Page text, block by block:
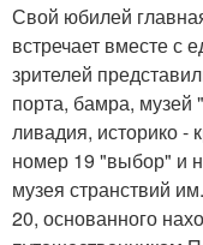
Свой юбилей
встречает вместе
зрителей
порта, бамра, музей
ливадия, историко -
номер 19 "выбор" и
музея странствий
20, основанного